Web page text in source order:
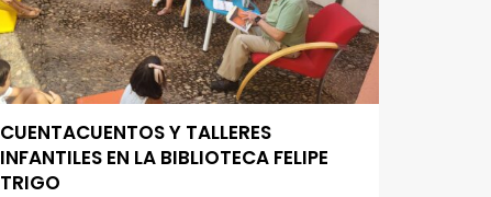
CUENTACUENTOS Y TALLERES
INFANTILES EN LA BIBLIOTECA FELIPE
TRIGO